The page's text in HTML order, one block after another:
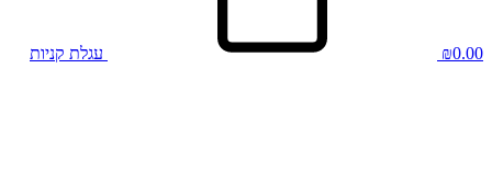
₪0.00 עגלת קניות